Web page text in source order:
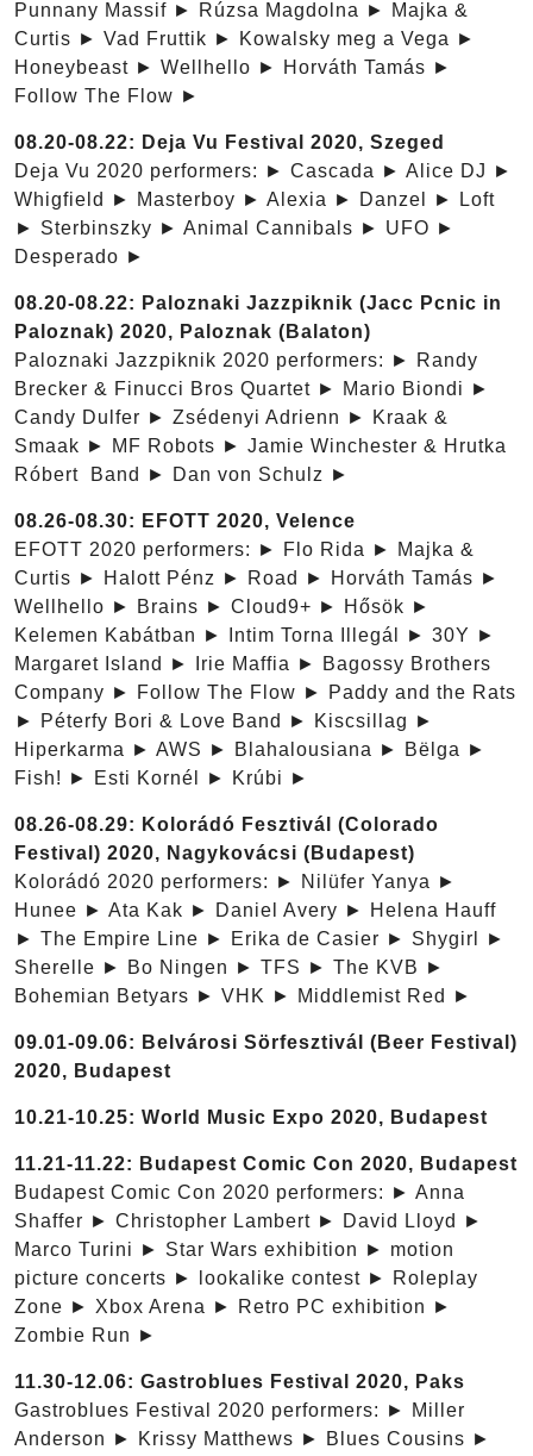
Punnany Massif ► Rúzsa Magdolna ► Majka &
Curtis ► Vad Fruttik ► Kowalsky meg a Vega ►
Honeybeast ► Wellhello ► Horváth Tamás ►
Follow The Flow ►
08.20-08.22: Deja Vu Festival 2020, Szeged
Deja Vu 2020 performers: ► Cascada ► Alice DJ ►
Whigfield ► Masterboy ► Alexia ► Danzel ► Loft
► Sterbinszky ► Animal Cannibals ► UFO ►
Desperado ►
08.20-08.22: Paloznaki Jazzpiknik (Jacc Pcnic in
Paloznak) 2020, Paloznak (Balaton)
Paloznaki Jazzpiknik 2020 performers: ► Randy
Brecker & Finucci Bros Quartet ► Mario Biondi ►
Candy Dulfer ► Zsédenyi Adrienn ► Kraak &
Smaak ► MF Robots ► Jamie Winchester & Hrutka
Róbert Band ► Dan von Schulz ►
08.26-08.30: EFOTT 2020, Velence
EFOTT 2020 performers: ► Flo Rida ► Majka &
Curtis ► Halott Pénz ► Road ► Horváth Tamás ►
Wellhello ► Brains ► Cloud9+ ► Hősök ►
Kelemen Kabátban ► Intim Torna Illegál ► 30Y ►
Margaret Island ► Irie Maffia ► Bagossy Brothers
Company ► Follow The Flow ► Paddy and the Rats
► Péterfy Bori & Love Band ► Kiscsillag ►
Hiperkarma ► AWS ► Blahalousiana ► Bëlga ►
Fish! ► Esti Kornél ► Krúbi ►
08.26-08.29: Kolorádó Fesztivál (Colorado
Festival) 2020, Nagykovácsi (Budapest)
Kolorádó 2020 performers: ► Nilüfer Yanya ►
Hunee ► Ata Kak ► Daniel Avery ► Helena Hauff
► The Empire Line ► Erika de Casier ► Shygirl ►
Sherelle ► Bo Ningen ► TFS ► The KVB ►
Bohemian Betyars ► VHK ► Middlemist Red ►
09.01-09.06: Belvárosi Sörfesztivál (Beer Festival)
2020, Budapest
10.21-10.25: World Music Expo 2020, Budapest
11.21-11.22: Budapest Comic Con 2020, Budapest
Budapest Comic Con 2020 performers: ► Anna
Shaffer ► Christopher Lambert ► David Lloyd ►
Marco Turini ► Star Wars exhibition ► motion
picture concerts ► lookalike contest ► Roleplay
Zone ► Xbox Arena ► Retro PC exhibition ►
Zombie Run ►
11.30-12.06: Gastroblues Festival 2020, Paks
Gastroblues Festival 2020 performers: ► Miller
Anderson ► Krissy Matthews ► Blues Cousins ►